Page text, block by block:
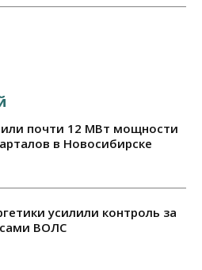
почти 12 МВт мощности
в Новосибирске
усилили контроль за
ВОЛС